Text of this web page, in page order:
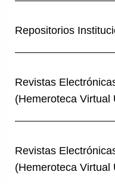
Repositorios
Revistas
(Hemeroteca Virtual
Revistas
(Hemeroteca Virtual